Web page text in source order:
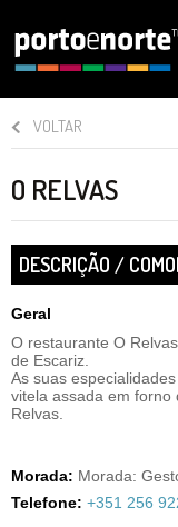
VOLTAR
O RELVAS
DESCRIÇÃO /
Geral
O restaurante O
de Escariz.
As suas
vitela assada em forno
Relvas.
Morada: Morada:
Telefone: +351 256